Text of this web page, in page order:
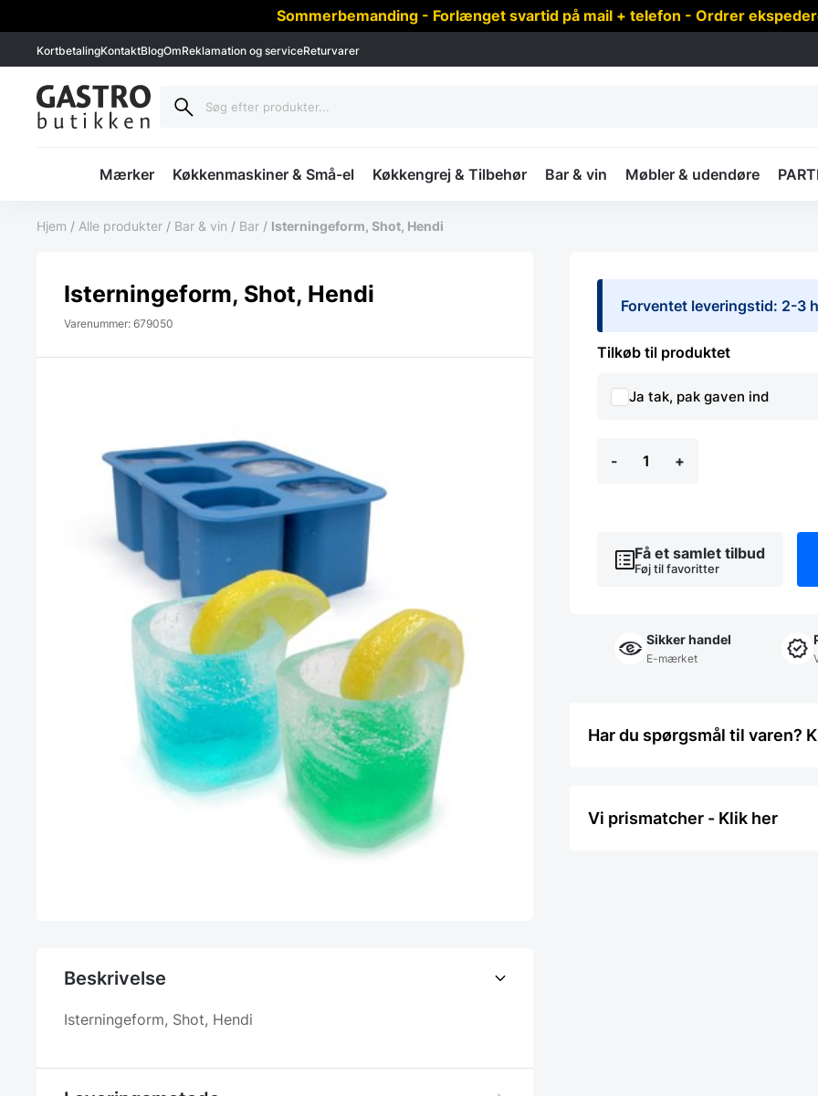
Sommerbemanding - Forlænget svartid på mail + telefon - Ordrer
KortbetalingKontaktBlogOmReklamation og serviceReturvarer
Mærker Køkkenmaskiner & Små-el Køkkengrej & Tilbehør Bar & vin Møbler & udendøre
Hjem / Alle produkter / Bar & vin / Bar / Isterningeform, Shot, Hendi
Isterningeform, Shot, Hendi
Varenummer: 679050
Beskrivelse
Isterningeform, Shot, Hendi
Forventet leveringstid: 2-3
Tilkøb til produktet
Ja tak, pak gaven ind
-
Shot,
+
Få et samlet tilbud
Føj til favoritter
Sikker handel
E-mærket
Har du spørgsmål til varen?
Vi prismatcher - Klik her